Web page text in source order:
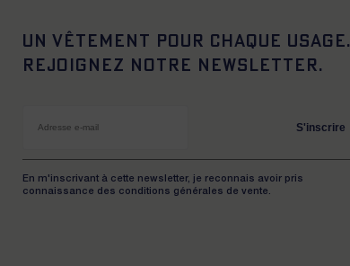
Un vêtement pour chaque usage.
Rejoignez notre newsletter.
S'inscrire
En m'inscrivant à cette newsletter, je reconnais avoir pris
connaissance des conditions générales de vente.